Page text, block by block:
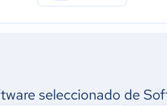
seleccionado de